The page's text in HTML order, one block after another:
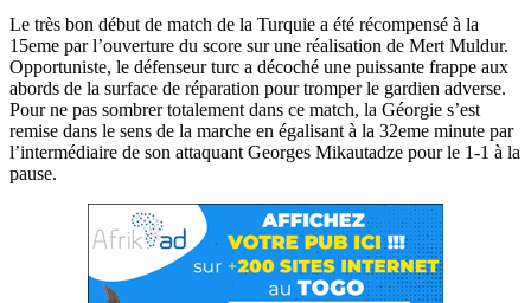
Le très bon début de match de la Turquie a été récompensé à la
15eme par l’ouverture du score sur une réalisation de Mert Muldur.
Opportuniste, le défenseur turc a décoché une puissante frappe aux
abords de la surface de réparation pour tromper le gardien adverse.
Pour ne pas sombrer totalement dans ce match, la Géorgie s’est
remise dans le sens de la marche en égalisant à la 32eme minute par
l’intermédiaire de son attaquant Georges Mikautadze pour le 1-1 à la
pause.